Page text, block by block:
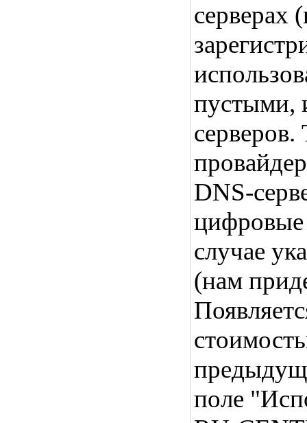
серверах
пустыми,
серверов.
DNS-
цифровые
случае
(нам
поле